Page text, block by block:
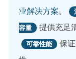
业解决方案。
容量 提供充足
可靠性能 保